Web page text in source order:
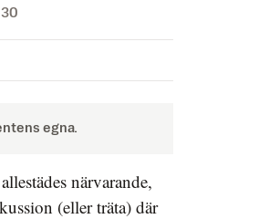
egna.
närvarande,
(eller träta) där